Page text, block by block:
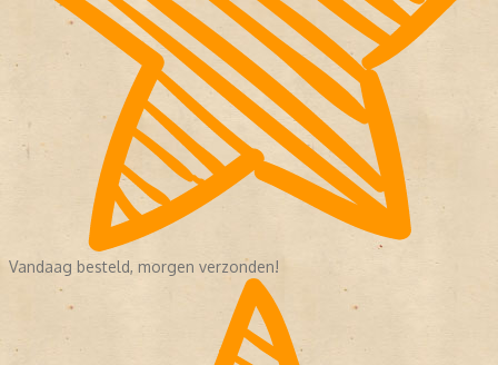
Vandaag besteld, morgen verzonden!